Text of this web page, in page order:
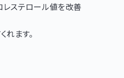
ステロール値を改善
れます。